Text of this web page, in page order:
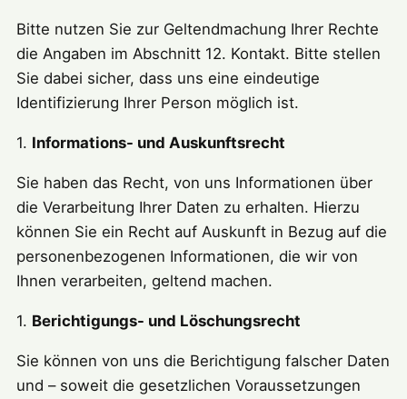
Bitte nutzen Sie zur Geltendmachung Ihrer Rechte
die Angaben im Abschnitt 12. Kontakt. Bitte stellen
Sie dabei sicher, dass uns eine eindeutige
Identifizierung Ihrer Person möglich ist.
1. Informations- und Auskunftsrecht
Sie haben das Recht, von uns Informationen über
die Verarbeitung Ihrer Daten zu erhalten. Hierzu
können Sie ein Recht auf Auskunft in Bezug auf die
personenbezogenen Informationen, die wir von
Ihnen verarbeiten, geltend machen.
1. Berichtigungs- und Löschungsrecht
Sie können von uns die Berichtigung falscher Daten
und – soweit die gesetzlichen Voraussetzungen